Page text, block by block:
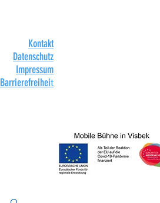
Kontakt
Datenschutz
Impressum
Barrierefreiheit